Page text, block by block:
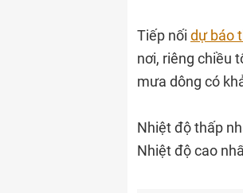
Tiếp nối dự báo
nơi, riêng chiều
mưa dông có
Nhiệt độ thấp
Nhiệt độ cao